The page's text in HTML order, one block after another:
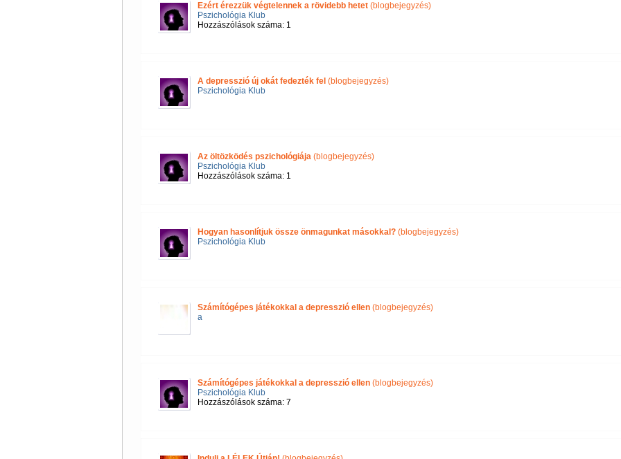
Ezért érezzük végtelennek a rövidebb hetet(blogbejegyzés)
Pszichológia Klub
Hozzászólások száma: 1
A depresszió új okát fedezték fel (blogbejegyzés)
Pszichológia Klub
Az öltözködés pszichológiája(blogbejegyzés)
Pszichológia Klub
Hozzászólások száma: 1
Hogyan hasonlítjuk össze önmagunkat másokkal?(blogbejegyzés)
Pszichológia Klub
Számítógépes játékokkal a depresszió ellen(blogbejegyzés)
a
Számítógépes játékokkal a depresszió ellen(blogbejegyzés)
Pszichológia Klub
Hozzászólások száma: 7